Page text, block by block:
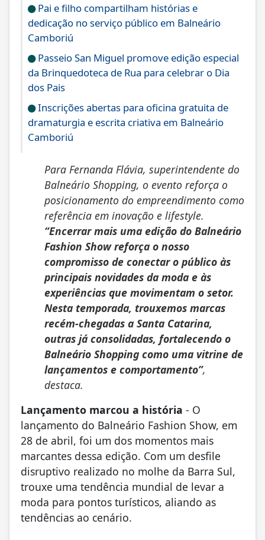
Pai e filho compartilham histórias e
dedicação no serviço público em Balneário
Camboriú
Passeio San Miguel promove edição especial
da Brinquedoteca de Rua para celebrar o Dia
dos Pais
Inscrições abertas para oficina gratuita de
dramaturgia e escrita criativa em Balneário
Camboriú
Para Fernanda Flávia, superintendente do
Balneário Shopping, o evento reforça o
posicionamento do empreendimento como
referência em inovação e lifestyle.
“Encerrar mais uma edição do Balneário
Fashion Show reforça o nosso
compromisso de conectar o público às
principais novidades da moda e às
experiências que movimentam o setor.
Nesta temporada, trouxemos marcas
recém-chegadas a Santa Catarina,
outras já consolidadas, fortalecendo o
Balneário Shopping como uma vitrine de
lançamentos e comportamento”,
destaca.
Lançamento marcou a história - O
lançamento do Balneário Fashion Show, em
28 de abril, foi um dos momentos mais
marcantes dessa edição. Com um desfile
disruptivo realizado no molhe da Barra Sul,
trouxe uma tendência mundial de levar a
moda para pontos turísticos, aliando as
tendências ao cenário.